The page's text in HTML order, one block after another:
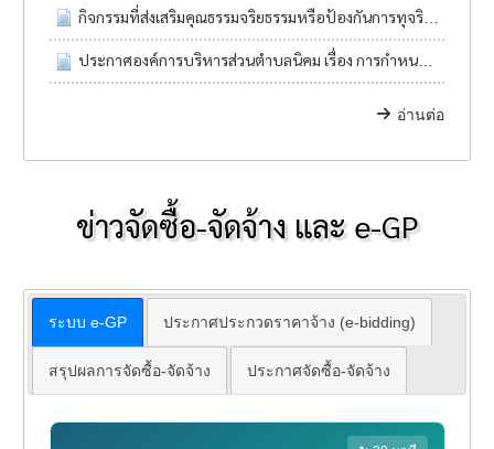
กิจกรรมที่ส่งเสริมคุณธรรมจริยธรรมหรือป้องกันการทุจริตของหน่วยงานปปช. ร่วมโครงการการประเมินคุณธรรมและความโปร่งใสในการดำเนินงานของหน่วยงานภาครัฐ (Integrity and Transparency Assessment : ITA)
ประกาศองค์การบริหารส่วนตำบลนิคม เรื่อง การกำหนดเกณฑ์การใช้สิ้นเปลืองน้ำมันเชื้อเพลิงและปริมาณน้ำมันเชื้อเพลิง ประจำปีงบประมาณ พ.ศ.๒๕๖๙
อ่านต่อ
ข่าวจัดซื้อ-จัดจ้าง และ e-GP
ระบบ e-GP ประกาศประกวดราคาจ้าง (e-bidding)
สรุปผลการจัดซื้อ-จัดจ้าง ประกาศจัดซื้อ-จัดจ้าง